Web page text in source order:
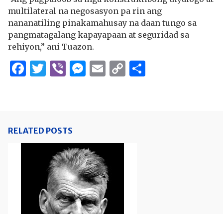
multilateral na negosasyon pa rin ang
nananatiling pinakamahusay na daan tungo sa
pangmatagalang kapayapaan at seguridad sa
rehiyon,” ani Tuazon.
Facebook
Twitter
ViberMessenger
Email
Copy
RELATED POSTS